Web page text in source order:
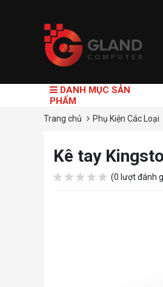
DANH MỤC SẢN
PHẨM
Trang chủ Phụ Kiện Các Loại
Kê tay
(0 lượt đánh